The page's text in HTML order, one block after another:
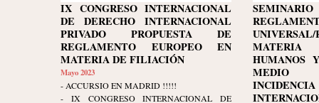
IX CONGRESO INTERNACIONAL
DE DERECHO INTERNACIONAL
PRIVADO PROPUESTA DE
REGLAMENTO EUROPEO EN
MATERIA DE FILIACIÓN
Mayo 2023
- ACCURSIO EN MADRID !!!!!
- IX CONGRESO INTERNACIONAL DE
HUMANOS
MEDIO